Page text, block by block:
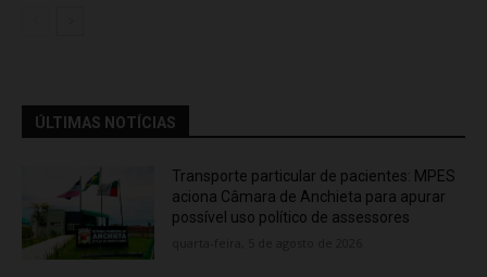
ÚLTIMAS NOTÍCIAS
Transporte particular de pacientes: MPES
aciona Câmara de Anchieta para apurar
possível uso político de assessores